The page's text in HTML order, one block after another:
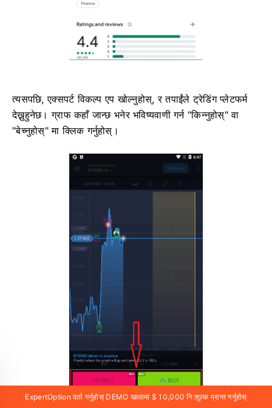
त्यसपछि, एक्सपर्ट विकल्प एप खोल्नुहोस्, र तपाईंले ट्रेडिंग प्लेटफर्म
देख्नुहुनेछ। ग्राफ कहाँ जान्छ भनेर भविष्यवाणी गर्न "किन्नुहोस्" वा
"बेच्नुहोस्" मा क्लिक गर्नुहोस्।
ExpertOption दर्ता गर्नुहोस् DEMO खातामा $ 10,000 नि:शुल्क प्राप्त गर्नुहोस्